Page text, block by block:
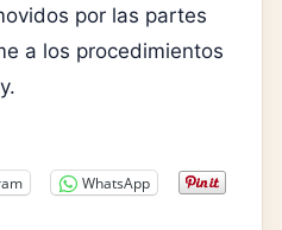
por las partes
a los procedimientos
WhatsApp